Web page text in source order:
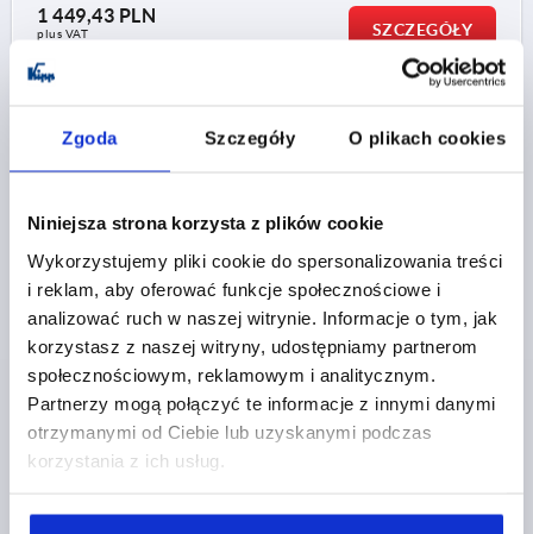
Zgoda Szczegóły O plikach cookies
Niniejsza strona korzysta z plików cookie
Wykorzystujemy pliki cookie do spersonalizowania treści
i reklam, aby oferować funkcje społecznościowe i
analizować ruch w naszej witrynie. Informacje o tym, jak
korzystasz z naszej witryny, udostępniamy partnerom
społecznościowym, reklamowym i analitycznym.
Partnerzy mogą połączyć te informacje z innymi danymi
otrzymanymi od Ciebie lub uzyskanymi podczas
korzystania z ich usług.
1 449,43 PLN
plus VAT
SZCZEGÓŁY
UCHWYT RUROWY A=350, L=375, D=M08x25, H=80,
STAL NIERDZEWNA SZLIFOWANE, KOMP:ODLEW
PRECYZYJNY ŚRUTOWANE,MATGLANZ.,ELEKT
ROZSTAW OTWORÓW=350
OTWÓR MONTAŻOWY=M8X25
DŁUGOŚĆ=375
NOŚNOŚĆ N =1000
B=48